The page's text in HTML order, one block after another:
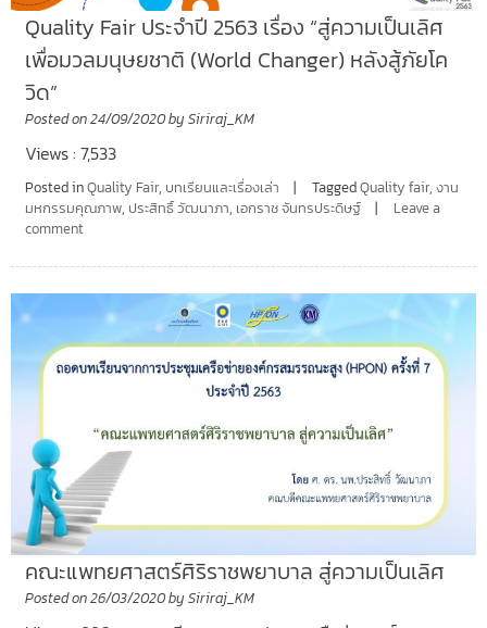
Quality Fair ประจำปี 2563 เรื่อง “สู่ความเป็นเลิศ
เพื่อมวลมนุษยชาติ (World Changer) หลังสู้ภัยโค
วิด”
Posted on24/09/2020by Siriraj_KM
Views : 7,533
Posted inQuality Fair, บทเรียนและเรื่องเล่า TaggedQuality fair, งาน
มหกรรมคุณภาพ, ประสิทธิ์ วัฒนาภา, เอกราช จันทรประดิษฐ์
Leave a
comment
คณะแพทยศาสตร์ศิริราชพยาบาล สู่ความเป็นเลิศ
Posted on26/03/2020by Siriraj_KM